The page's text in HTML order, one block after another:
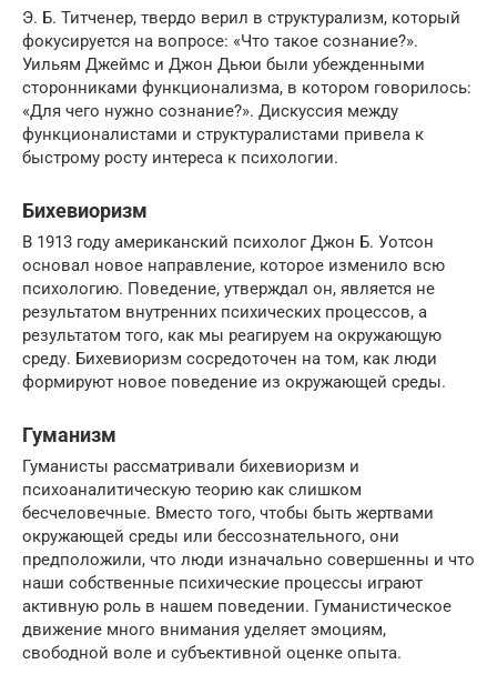
Э. Б. Титченер, твердо верил в структурализм, который
фокусируется на вопросе: «Что такое сознание?».
Уильям Джеймс и Джон Дьюи были убежденными
сторонниками функционализма, в котором говорилось:
«Для чего нужно сознание?». Дискуссия между
функционалистами и структуралистами привела к
быстрому росту интереса к психологии.
Бихевиоризм
В 1913 году американский психолог Джон Б. Уотсон
основал новое направление, которое изменило всю
психологию. Поведение, утверждал он, является не
результатом внутренних психических процессов, а
результатом того, как мы реагируем на окружающую
среду. Бихевиоризм сосредоточен на том, как люди
формируют новое поведение из окружающей среды.
Гуманизм
Гуманисты рассматривали бихевиоризм и
психоаналитическую теорию как слишком
бесчеловечные. Вместо того, чтобы быть жертвами
окружающей среды или бессознательного, они
предположили, что люди изначально совершенны и что
наши собственные психические процессы играют
активную роль в нашем поведении. Гуманистическое
движение много внимания уделяет эмоциям,
свободной воле и субъективной оценке опыта.